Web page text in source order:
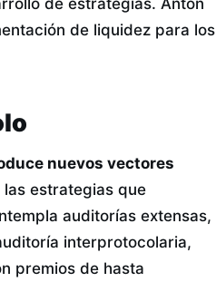
de estrategias. Anton
de liquidez para los
nuevos vectores
estrategias que
auditorías extensas,
interprotocolaria,
premios de hasta